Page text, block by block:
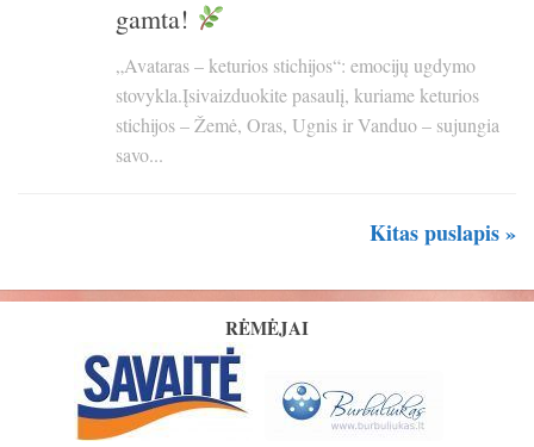
gamta!
„Avataras – keturios stichijos“: emocijų ugdymo
stovykla.Įsivaizduokite pasaulį, kuriame keturios
stichijos – Žemė, Oras, Ugnis ir Vanduo – sujungia
savo...
Kitas puslapis »
RĖMĖJAI